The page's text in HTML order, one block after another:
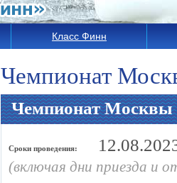
Класс Финн
Чемпионат
Чемпионат Москвы
Сроки проведения:
(включая дни приезда и